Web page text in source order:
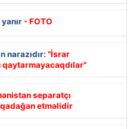
- FOTO
narazıdır: "İsrar
separatçı
qadağan etməlidir